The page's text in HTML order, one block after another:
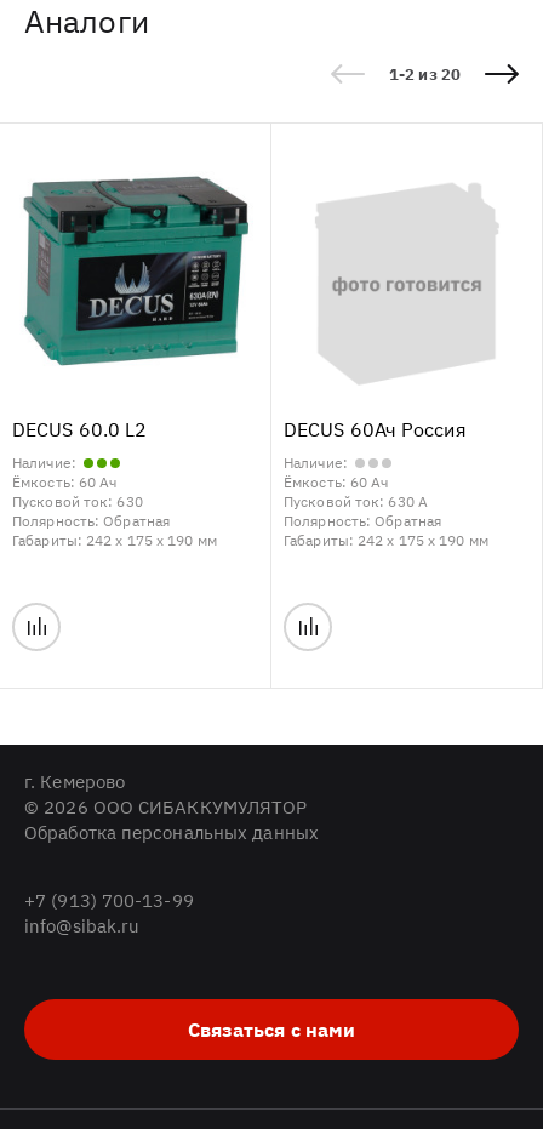
Аналоги
1-2 из 20
DECUS 60.0 L2
Наличие:
Ёмкость: 60 Ач
Пусковой ток: 630
Полярность:Обратная
Габариты: 242 x 175 x 190 мм
DECUS 60Ач Россия
Наличие:
Ёмкость: 60 Ач
Пусковой ток: 630 А
Полярность:Обратная
Габариты: 242 x 175 x 190 мм
г. Кемерово
© 2026 ООО СИБАККУМУЛЯТОР
Обработка персональных данных
+7 (913) 700-13-99
info@sibak.ru
Связаться с нами